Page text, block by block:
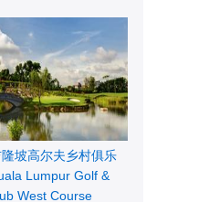
坡高尔夫乡村俱乐
Lumpur Golf &
West Course